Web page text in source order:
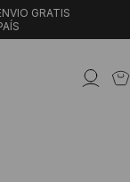
GRATIS